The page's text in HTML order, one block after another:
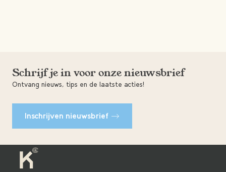
Schrijf je in voor onze nieuwsbrief
Ontvang nieuws, tips en de laatste acties!
Inschrijven nieuwsbrief